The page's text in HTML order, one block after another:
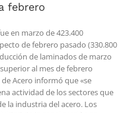
febrero
en marzo de 423.400
de febrero pasado (330.800
de laminados de marzo
al mes de febrero
Acero informó que «se
actividad de los sectores que
la industria del acero. Los